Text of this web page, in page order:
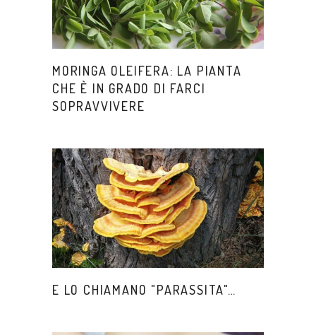
MORINGA OLEIFERA: LA PIANTA
CHE È IN GRADO DI FARCI
SOPRAVVIVERE
E LO CHIAMANO "PARASSITA"…